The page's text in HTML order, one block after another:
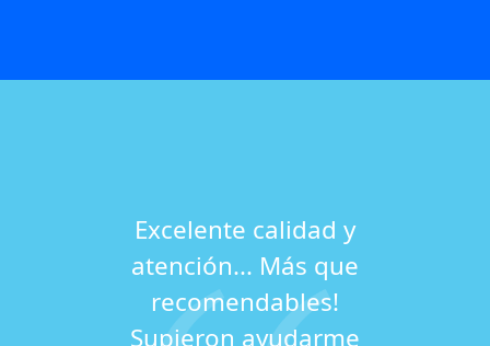
Excelente calidad y
atención... Más que
recomendables!
Supieron ayudarme